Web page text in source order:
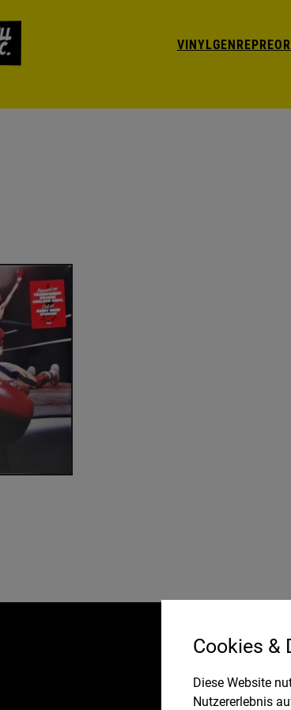
VINYLGENRE
IMPRESSUM
DATENSCHUTZ
Cookies &
Diese Website
Nutzererlebnis